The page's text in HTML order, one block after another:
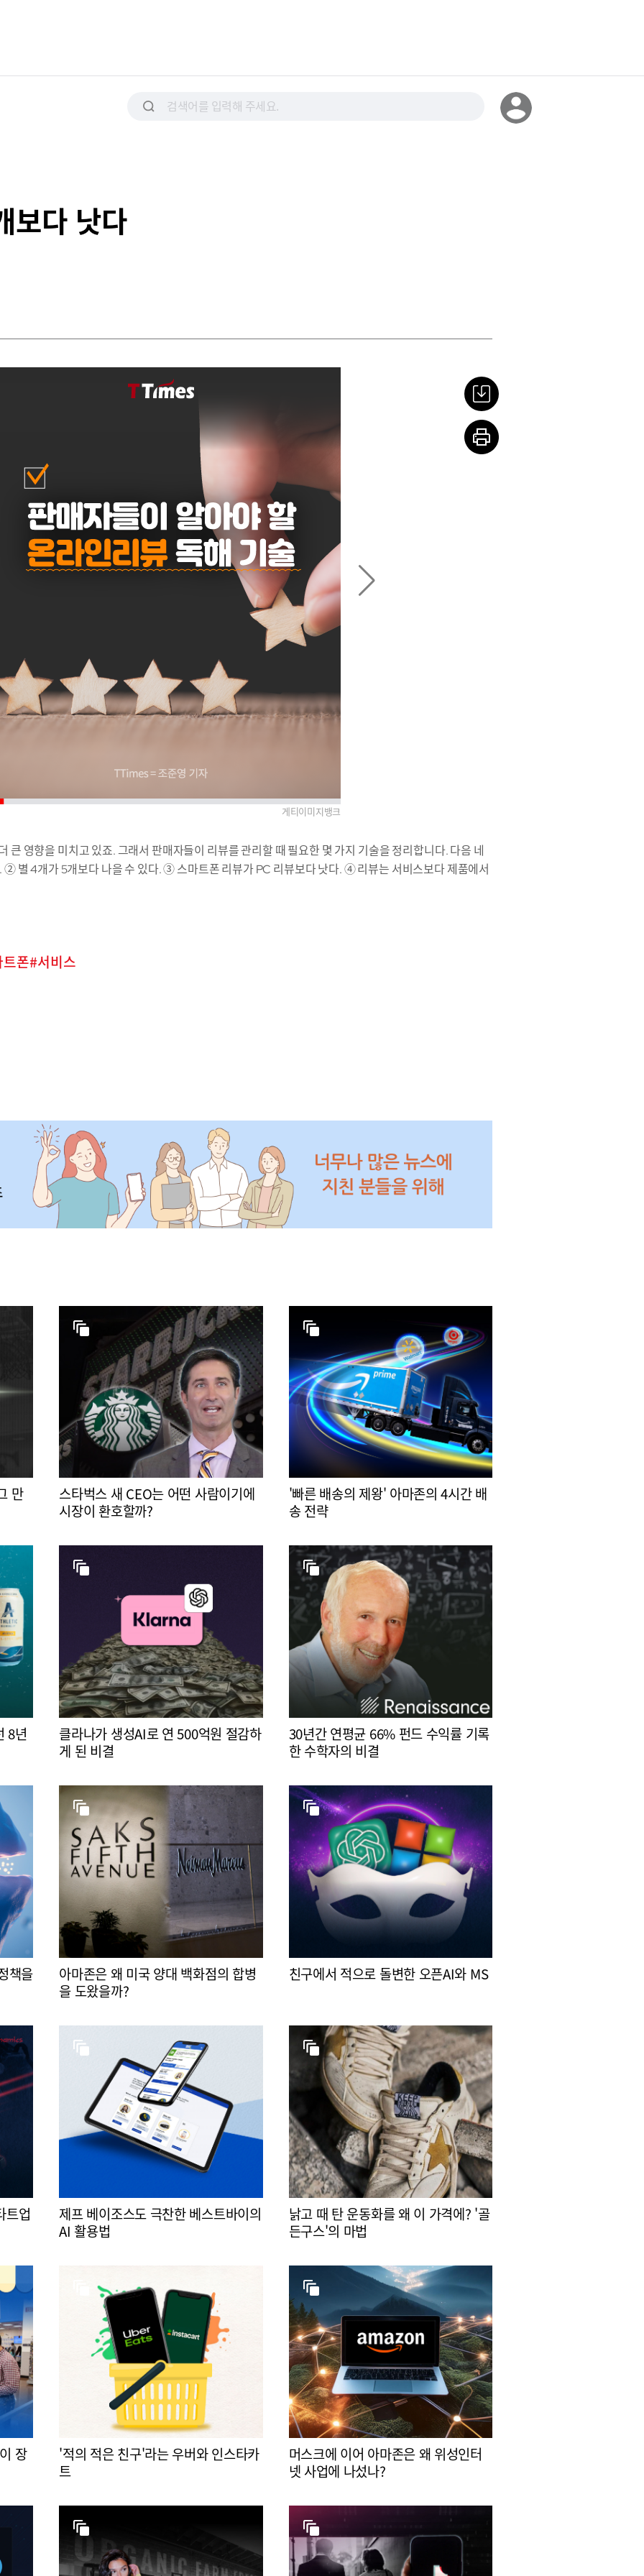
게티이미지뱅크
보다 낫다
큰 영향을 미치고 있죠. 그래서 판매자들이 리뷰를 관리할 때 필요한 몇 가지 기술을 정리합니다. 다음 네
별 4개가 5개보다 나을 수 있다. ③ 스마트폰 리뷰가 PC 리뷰보다 낫다. ④ 리뷰는 서비스보다 제품에서
폰 서비스
만
스타벅스 새 CEO는 어떤 사람이기에
시장이 환호할까?
'빠른 배송의 제왕' 아마존의 4시간 배
송 전략
8년
클라나가 생성AI로 연 500억원 절감하
게 된 비결
30년간 연평균 66% 펀드 수익률 기록
한 수학자의 비결
책을
아마존은 왜 미국 양대 백화점의 합병
을 도왔을까?
친구에서 적으로 돌변한 오픈AI와 MS
트업
제프 베이조스도 극찬한 베스트바이의
AI 활용법
낡고 때 탄 운동화를 왜 이 가격에? '골
든구스'의 마법
장
'적의 적은 친구'라는 우버와 인스타카
트
머스크에 이어 아마존은 왜 위성인터
넷 사업에 나섰나?